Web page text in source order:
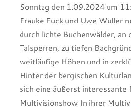
Sonntag den 1.09.2024 um
Frauke Fuck und Uwe Wuller
durch lichte Buchenwälder, an
Talsperren, zu tiefen
weitläufige Höhen und in
Hinter der bergischen
sich eine äußerst interessante
Multivisionshow In ihrer